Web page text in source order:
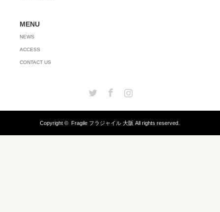
MENU
NEWS
ACCESS
CONTACT US
Twitter Facebook
Copyright © Fragile フラジャイル 大阪 All rights reserved.